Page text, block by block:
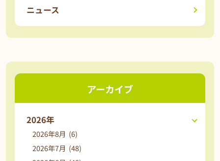
ニュース
アーカイブ
2026年
2026年8月 (6)
2026年7月 (48)